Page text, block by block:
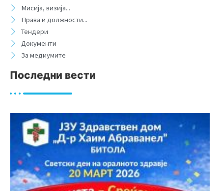
Мисија, визија...
Права и должности...
Тендери
Документи
За медиумите
Последни вести